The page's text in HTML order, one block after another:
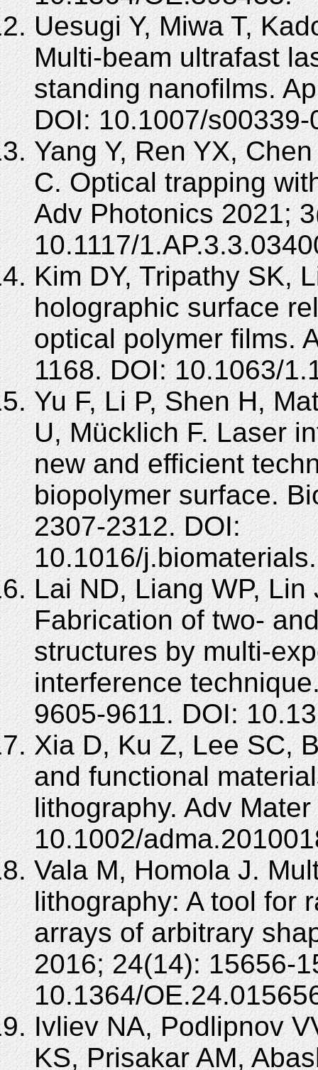
Uesugi Y, Miwa T,
Multi-beam ultrafast
standing nanofilms.
DOI: 10.1007/
Yang Y, Ren YX,
C. Optical trapping
Adv Photonics 2021;
10.1117/
Kim DY, Tripathy SK,
holographic surface
optical polymer films.
1168. DOI: 10.1063/
Yu F, Li P, Shen H,
U, Mücklich F. Laser
new and efficient
biopolymer surface.
2307-2312. DOI:
10.1016/
Lai ND, Liang WP,
Fabrication of two-
structures by multi-
interference
9605-9611. DOI:
Xia D, Ku Z, Lee SC,
and functional
lithography. Adv
10.1002/
Vala M, Homola J.
lithography: A tool for
arrays of arbitrary
2016; 24(14): 15656-
10.1364/
Ivliev NA, Podlipnov
KS, Prisakar AM,